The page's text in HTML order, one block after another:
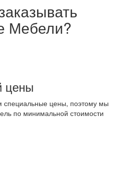
Мебели?
цены
специальные цены, поэтому мы
по минимальной стоимости